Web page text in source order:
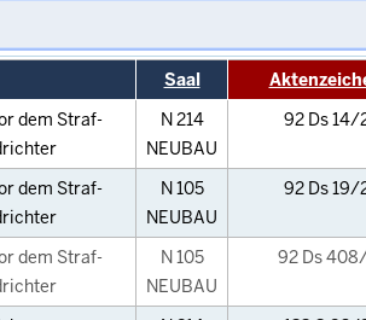
Saal
dem Straf-
N 214
NEUBAU
92 Ds 14/
dem Straf-
N 105
NEUBAU
92 Ds 19/
dem Straf-
N 105
NEUBAU
92 Ds